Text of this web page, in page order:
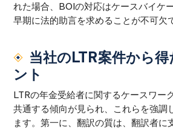
れた場合、BOIの対応はケースバイケ
早期に法的助言を求めることが不可欠
当社のLTR案件から
ント
LTRの年金受給者に関するケースワー
共通する傾向が見られ、これらを強調
ます。第一に、翻訳の質は、翻訳者に